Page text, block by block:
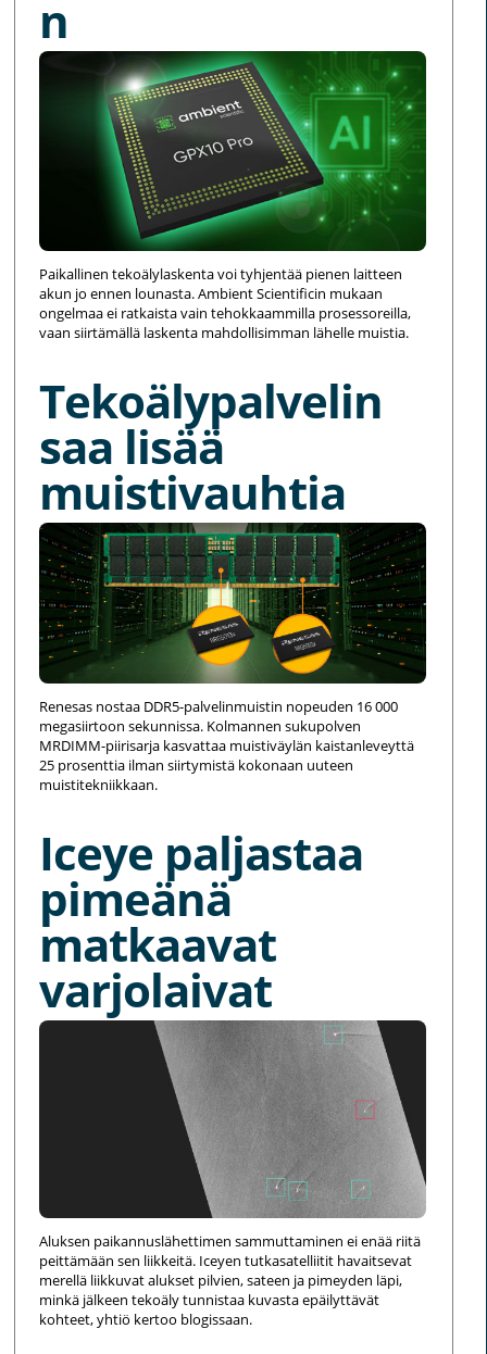
n
Paikallinen tekoälylaskenta voi tyhjentää pienen laitteen
akun jo ennen lounasta. Ambient Scientificin mukaan
ongelmaa ei ratkaista vain tehokkaammilla prosessoreilla,
vaan siirtämällä laskenta mahdollisimman lähelle muistia.
Tekoälypalvelin
saa lisää
muistivauhtia
Renesas nostaa DDR5-palvelinmuistin nopeuden 16 000
megasiirtoon sekunnissa. Kolmannen sukupolven
MRDIMM-piirisarja kasvattaa muistiväylän kaistanleveyttä
25 prosenttia ilman siirtymistä kokonaan uuteen
muistitekniikkaan.
Iceye paljastaa
pimeänä
matkaavat
varjolaivat
Aluksen paikannuslähettimen sammuttaminen ei enää riitä
peittämään sen liikkeitä. Iceyen tutkasatelliitit havaitsevat
merellä liikkuvat alukset pilvien, sateen ja pimeyden läpi,
minkä jälkeen tekoäly tunnistaa kuvasta epäilyttävät
kohteet, yhtiö kertoo blogissaan.